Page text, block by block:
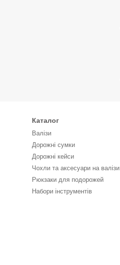
Каталог
Валізи
Дорожні сумки
Дорожні кейси
Чохли та аксесуари на валізи
Рюкзаки для подорожей
Набори інструментів